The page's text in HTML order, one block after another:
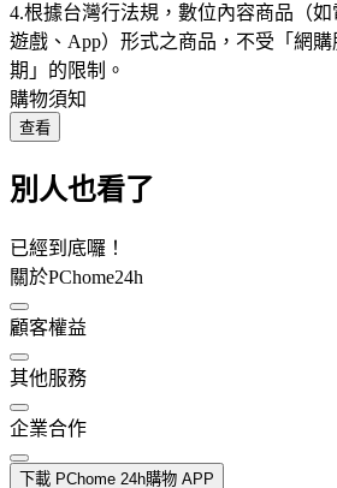
4.根據台灣行法規，數位內容商品（如
遊戲、App）形式之商品，不受「網
期」的限制。
購物須知
查看
別人也看了
已經到底囉！
關於PChome24h
顧客權益
其他服務
企業合作
下載 PChome 24h購物 APP